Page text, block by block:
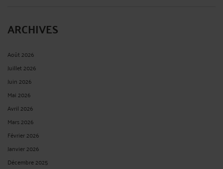
ARCHIVES
Août 2026
Juillet 2026
Juin 2026
Mai 2026
Avril 2026
Mars 2026
Février 2026
Janvier 2026
Décembre 2025